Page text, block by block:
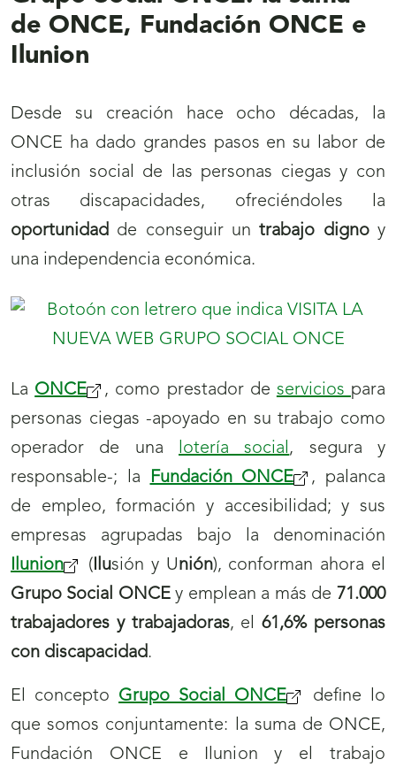
de ONCE, Fundación ONCE e
Ilunion
Desde su creación hace ocho décadas, la
ONCE ha dado grandes pasos en su labor de
inclusión social de las personas ciegas y con
otras discapacidades, ofreciéndoles la
oportunidad de conseguir untrabajo dignoy
una independencia económica.
La ONCE , como prestador de servicios para
personas ciegas -apoyado en su trabajo como
operador de una lotería social, segura y
responsable-; la
Fundación ONCE
, palanca
de empleo, formación y accesibilidad; y sus
empresas agrupadas bajo la denominación
Ilunion
(Ilusión y Unión), conforman ahora el
Grupo Social ONCEy emplean a más de 71.000
trabajadores y trabajadoras, el 61,6% personas
con discapacidad.
El concepto Grupo Social ONCE(se
abrirá
nueva
define lo
que somos conjuntamente: la suma de ONCE,
Fundación ONCE e Ilunion y el trabajo